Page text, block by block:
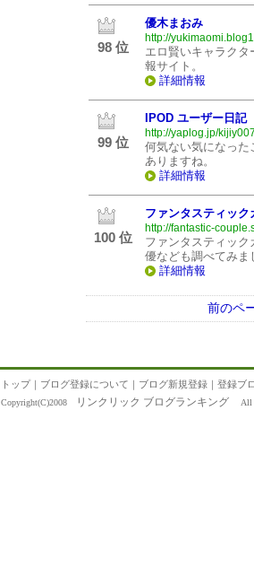
98 位
優木まおみ
http://
エロ賢いキャラク
報サイト。
詳細情報
99 位
IPOD ユーザー日記
http://yaplog.jp/
何気ない気になった
ありますね。
詳細情報
100 位
ファンタスティック
http://fantastic-
ファンタスティッ
優なども調べてみま
詳細情報
前のペ
トップ｜ ブログ登録について ｜ ブログ新規登録 ｜ 登録ブ
Copyright(C)2008 リンクリック ブログランキング All